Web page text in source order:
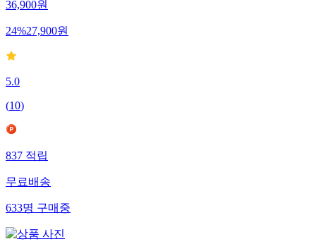
36,900원
24%27,900원
5.0
(10)
837적립
무료배송
633명구매중